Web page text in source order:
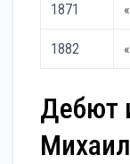
1871
1882
Дебют